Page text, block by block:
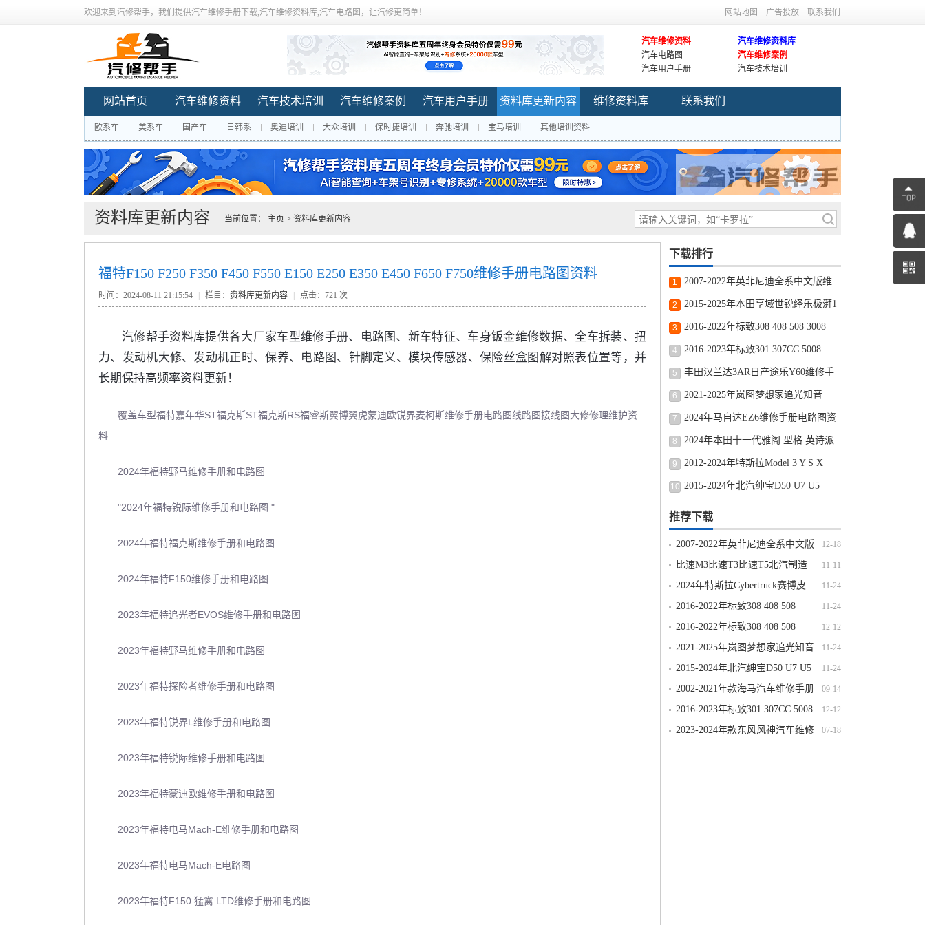
欢迎来到汽修帮手，我们提供汽车维修手册下载,汽车维修资料库,汽车电路图，让汽修更简单！ 网站地图 广告投放 联系我们
汽车维修资料
汽车维修资料库
汽车电路图
汽车维修案例
汽车用户手册
汽车技术培训
网站首页 汽车维修资料 汽车技术培训 汽车维修案例 汽车用户手册 资料库更新内容 维修资料库 联系我们
欧系车 美系车 国产车 日韩系 奥迪培训 大众培训 保时捷培训 奔驰培训 宝马培训 其他培训资料
资料库更新内容 当前位置： 主页 > 资料库更新内容
福特F150 F250 F350 F450 F550 E150 E250 E350 E450 F650 F750维修手册电路图资料
时间：2024-08-11 21:15:54 栏目： 资料库更新内容 点击： 721 次
汽修帮手资料库提供各大厂家车型维修手册、电路图、新车特征、车身钣金维修数据、全车拆装、扭
力、发动机大修、发动机正时、保养、电路图、针脚定义、模块传感器、保险丝盒图解对照表位置等，并
长期保持高频率资料更新！
覆盖车型福特嘉年华ST福克斯ST福克斯RS福睿斯翼博翼虎蒙迪欧锐界麦柯斯维修手册电路图线路图接线图大修修理维护资
料
2024年福特野马维修手册和电路图
"2024年福特锐际维修手册和电路图 "
2024年福特福克斯维修手册和电路图
2024年福特F150维修手册和电路图
2023年福特追光者EVOS维修手册和电路图
2023年福特野马维修手册和电路图
2023年福特探险者维修手册和电路图
2023年福特锐界L维修手册和电路图
2023年福特锐际维修手册和电路图
2023年福特蒙迪欧维修手册和电路图
2023年福特电马Mach-E维修手册和电路图
2023年福特电马Mach-E电路图
2023年福特F150 猛禽 LTD维修手册和电路图
下载排行
1
2007-2022年英菲尼迪全系中文版维
修手册电路图资料更新
2
2015-2025年本田享域世锐绎乐极湃1
致在冠道杰德极湃2HRV维修手册电路图
线路图资料
3
2016-2022年标致308 408 508 3008
2008 4008 307CC
4
2016-2023年标致301 307CC 5008
308CC RCZ E2008 40
5
丰田汉兰达3AR日产途乐Y60维修手
册电路图资料MR2牛魔王SPURA
6
2021-2025年岚图梦想家追光知音
FREE增程纯电版维修手册电路图线路接
线资料更新
7
2024年马自达EZ6维修手册电路图资
料2023年马自达CX50燃油混动
CX30CX9CX
8
2024年本田十一代雅阁 型格 英诗派
HRV 致在 飞度 极湃2 雅阁插电混动维修
手册电
9
2012-2024年特斯拉Model 3 Y S X
Cybertruck赛博皮卡维修手册
10 2015-2024年北汽绅宝D50 U7 U5
推荐下载
12-18
2007-2022年英菲尼迪全系中文版
维修手册电路图资料更新
11-11
比速M3比速T3比速T5北汽制造
007 勇士 锐铃维修手册电路图资料更新
11-24
2024年特斯拉Cybertruck赛博皮
卡维修手册电路图线路接线资料
11-24
2016-2022年标致308 408 508
3008 2008 4008 307CC
12-12
2016-2022年标致308 408 508
3008 2008 4008 307CC
11-24
2021-2025年岚图梦想家追光知音
FREE增程纯电版维修手册电路图线路
接线资料更新
11-24
2015-2024年北汽绅宝D50 U7 U5
PLUS X25 X35 X3 X55 X
09-14
2002-2021年款海马汽车维修手册
和电路图[资料更新]
12-12
2016-2023年标致301 307CC 5008
308CC RCZ E2008 40
07-18
2023-2024年款东风风神汽车维修